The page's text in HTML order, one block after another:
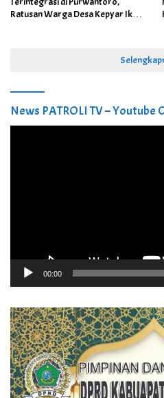
Ratusan Warga Desa Kepyar Ikuti
News PATROLI TV – Youtube
00:00